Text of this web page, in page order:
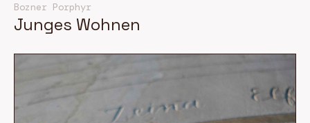
Bozner Porphyr
Junges Wohnen